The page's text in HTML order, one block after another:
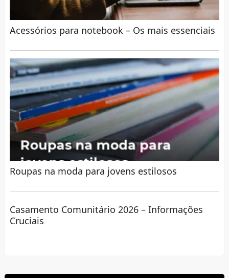
Acessórios para notebook – Os mais essenciais
Roupas na moda para jovens estilosos
Casamento Comunitário 2026 – Informações
Cruciais